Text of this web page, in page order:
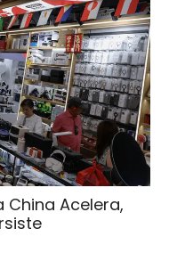
Acelera,